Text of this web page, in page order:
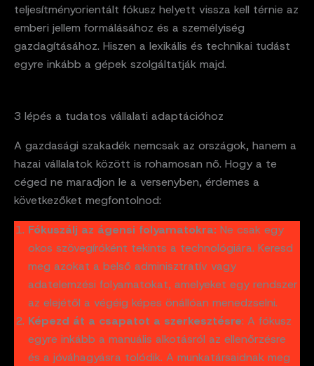
teljesítményorientált fókusz helyett vissza kell térnie az
emberi jellem formálásához és a személyiség
gazdagításához. Hiszen a lexikális és technikai tudást
egyre inkább a gépek szolgáltatják majd.
3 lépés a tudatos vállalati adaptációhoz
A gazdasági szakadék nemcsak az országok, hanem a
hazai vállalatok között is rohamosan nő. Hogy a te
céged ne maradjon le a versenyben, érdemes a
következőket megfontolnod:
Fókuszálj az ágensi folyamatokra: Ne csak egy
okos szövegíróként tekints a technológiára. Keresd
meg azokat a belső adminisztratív vagy
adatelemzési folyamatokat, amelyeket egy rendszer
az elejétől a végéig képes önállóan menedzselni.
Képezd át a csapatot a szerkesztésre: A fókusz
egyre inkább a manuális alkotásról az ellenőrzésre
és a jóváhagyásra tolódik. A munkatársaidnak meg